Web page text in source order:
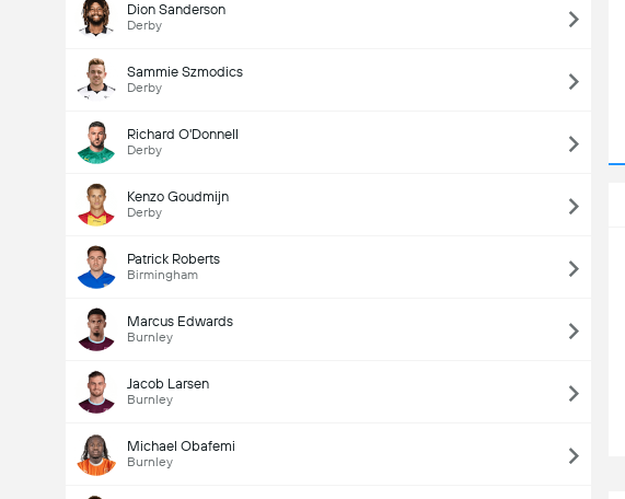
Dion Sanderson
Derby
Sammie Szmodics
Derby
Richard O'Donnell
Derby
Kenzo Goudmijn
Derby
Patrick Roberts
Birmingham
Marcus Edwards
Burnley
Jacob Larsen
Burnley
Michael Obafemi
Burnley